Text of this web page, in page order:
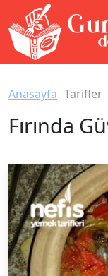
Anasayfa Tarifler
Fırında